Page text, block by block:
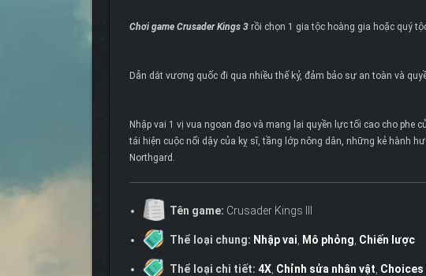
Chơi game Crusader Kings 3 rồi chọn 1 gia tộc hoàng gia hoặc quý
Dẫn dắt vương quốc đi qua nhiều thế kỷ, đảm bảo sự an toàn và
Nhập vai 1 vị vua ngoan đạo và mang lại quyền lực tối cao cho
tái hiện cuộc nổi dậy của kỵ sĩ, tầng lớp nông dân, những kẻ hành
Northgard.
Tên game: Crusader Kings III
Thể loại chung: Nhập vai Mô phỏng Chiến lược
Thể loại chi tiết: 4X, Chỉnh sửa nhân vật